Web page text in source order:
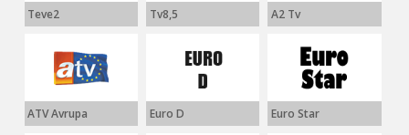
Teve2 Tv8,5 A2 Tv
ATV Avrupa Euro D Euro Star